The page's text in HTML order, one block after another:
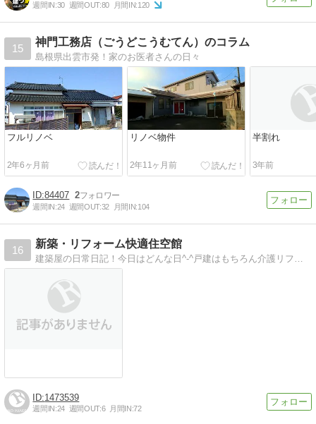
週間IN:30 週間OUT:80 月間IN:120
15
神門工務店（ごうどこうむてん）のコラム
島根県出雲市発！家のお医者さんの日々
フルリノベ
2年6ヶ月前
リノベ物件
2年11ヶ月前
半割れ
3年前
84407 2
週間IN:24 週間OUT:32 月間IN:104
16
新築・リフォーム快適住空館
建築屋の日常日記！今日はどんな日^-^戸建はもちろん介護リフォームやアパート建築、大型倉庫まで手掛けています。
1473539
週間IN:24 週間OUT:6 月間IN:72